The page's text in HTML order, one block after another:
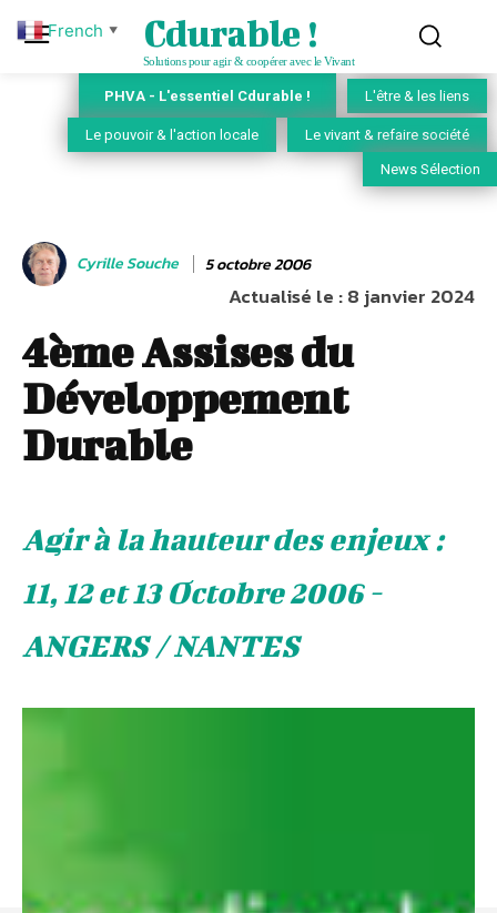
Cdurable !
Solutions pour agir & coopérer avec le Vivant
PHVA - L'essentiel Cdurable ! L'être & les liens
Le pouvoir & l'action locale Le vivant & refaire société
News Sélection
Cyrille Souche 5 octobre 2006
Actualisé le :8 janvier 2024
4ème Assises du
Développement
Durable
Agir à la hauteur des enjeux :
11, 12 et 13 Octobre 2006 -
ANGERS / NANTES
French ▼